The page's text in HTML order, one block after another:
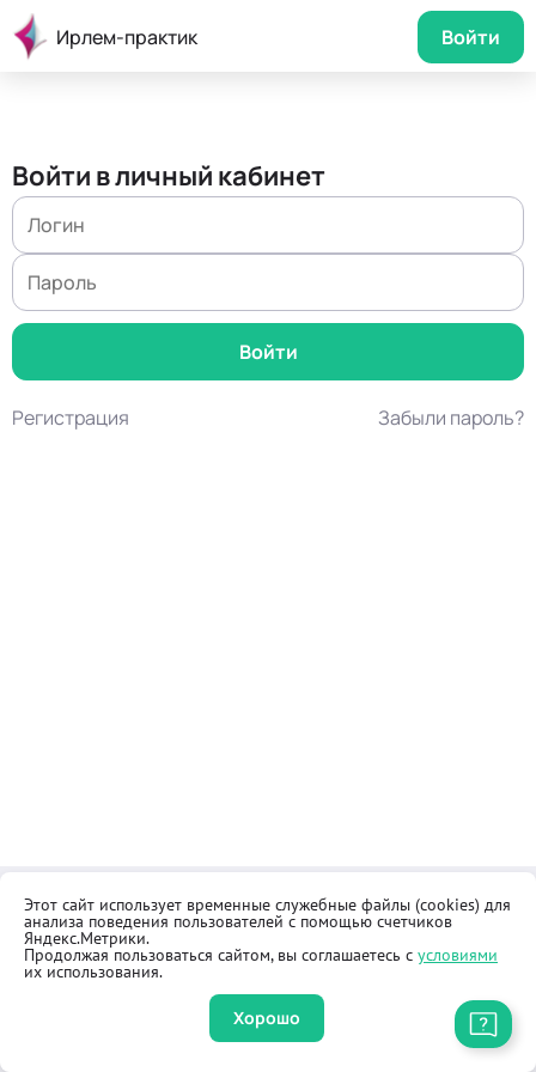
Ирлем-практик Войти
Войти в личный кабинет
Регистрация Забыли пароль?
Контакты
Как купить
Общественная приёмная
Реквизиты
Оферта
Правила продажи товаров
Этот сайт использует временные служебные файлы (cookies) для
анализа поведения пользователей с помощью счетчиков
Яндекс.Метрики.
Продолжая пользоваться сайтом, вы соглашаетесь с условиями
их использования.
Хорошо